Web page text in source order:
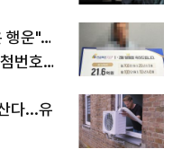
행운"…
번호조
다...유